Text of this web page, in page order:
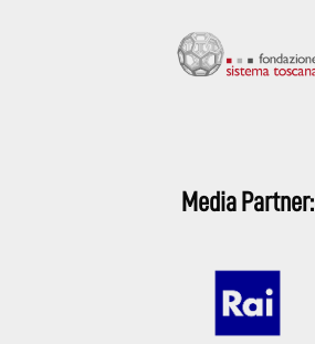
Media Partner: